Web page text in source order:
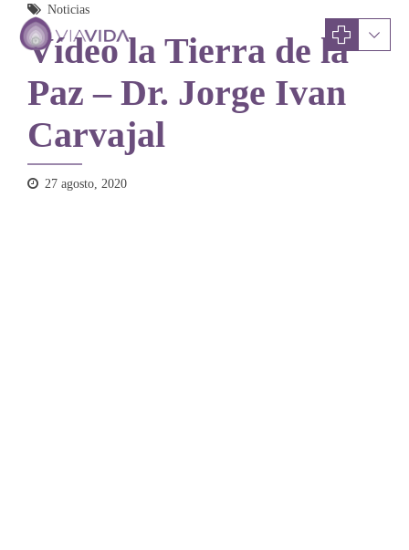
Noticias
Vídeo la Tierra de la
Paz – Dr. Jorge Ivan
Carvajal
27 agosto, 2020